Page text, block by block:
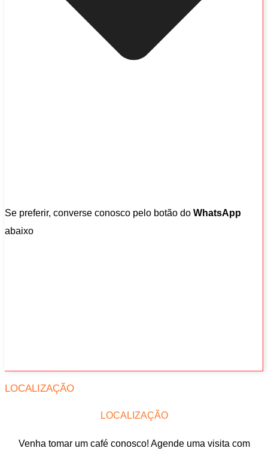
Se preferir, converse conosco pelo botão do WhatsApp
abaixo
LOCALIZAÇÃO
LOCALIZAÇÃO
Venha tomar um café conosco! Agende uma visita com